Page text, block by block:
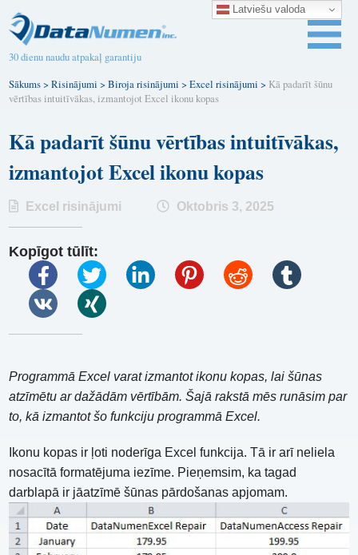
30 dienu naudu atpakaļ garantiju
Sākums>Risinājumi >Biroja risinājumi >Excel risinājumi > Kā padarīt šūnu
vērtības intuitīvākas, izmantojot Excel ikonu kopas
Kā padarīt šūnu vērtības intuitīvākas,
izmantojot Excel ikonu kopas
Excel risinājumi Oktobris 3, 2025
Kopīgot tūlīt:
Programmā Excel varat izmantot ikonu kopas, lai šūnas
atzīmētu ar dažādām vērtībām. Šajā rakstā mēs runāsim par
to, kā izmantot šo funkciju programmā Excel.
Ikonu kopas ir ļoti noderīga Excel funkcija. Tā ir arī neliela
nosacītā formatējuma iezīme. Pieņemsim, ka tagad
darblapā ir jāatzīmē šūnas pārdošanas apjomam.
Latviešu valoda